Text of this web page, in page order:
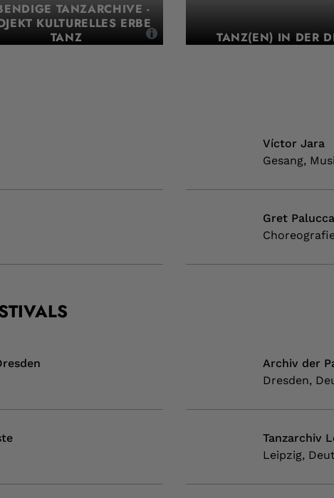
,
TANZARCHIVE -
KULTURELLES ERBE
TANZ
TANZ(EN) IN DER
Víctor Jara
Gesang,
Gret Palucca
Archiv der
Dresden,
Tanzarchiv
Leipzig,